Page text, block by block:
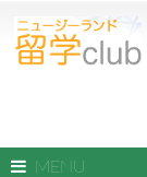
MENU